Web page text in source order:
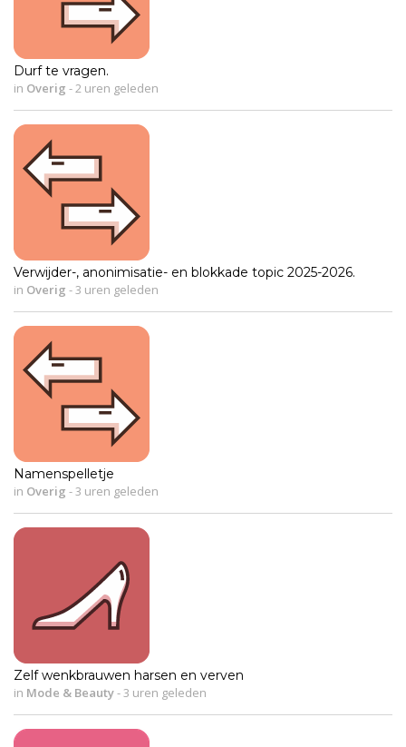
Durf te vragen.
in Overig -2 uren geleden
Verwijder-, anonimisatie- en blokkade topic 2025-2026.
in Overig -3 uren geleden
Namenspelletje
in Overig -3 uren geleden
Zelf wenkbrauwen harsen en verven
in Mode & Beauty-3 uren geleden